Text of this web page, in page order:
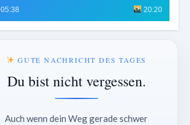
05:38
20:20
GUTE NACHRICHT DES TAGES
Du bist nicht vergessen.
Auch wenn dein Weg gerade schwer